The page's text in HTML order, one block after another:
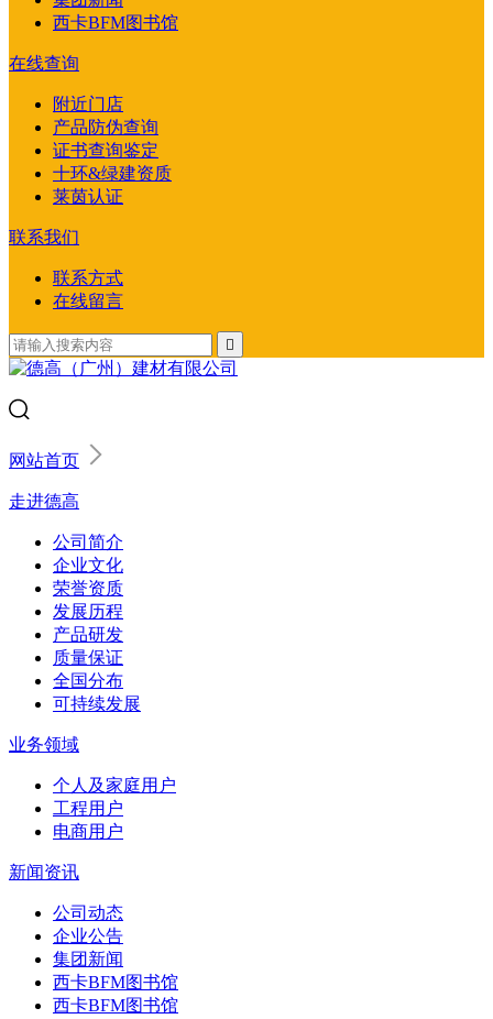
西卡BFM图书馆
在线查询
附近门店
产品防伪查询
证书查询鉴定
十环&绿建资质
莱茵认证
联系我们
联系方式
在线留言

网站首页
走进德高
公司简介
企业文化
荣誉资质
发展历程
产品研发
质量保证
全国分布
可持续发展
业务领域
个人及家庭用户
工程用户
电商用户
新闻资讯
公司动态
企业公告
集团新闻
西卡BFM图书馆
西卡BFM图书馆